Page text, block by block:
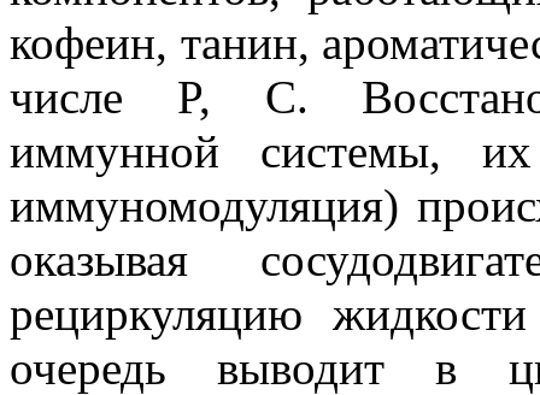
кофеин, танин,
числе P, С.
иммунной системы,
иммуномодуляция)
оказывая
рециркуляцию
очередь выводит в